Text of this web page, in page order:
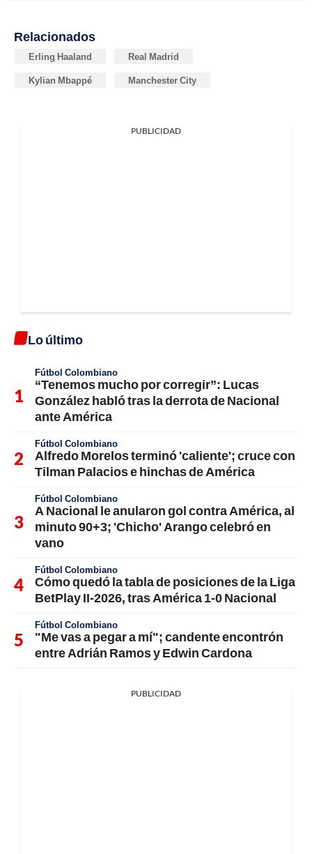
Relacionados
Erling Haaland Real Madrid
Kylian Mbappé Manchester City
PUBLICIDAD
Lo último
Fútbol Colombiano
“Tenemos mucho por corregir”: Lucas
González habló tras la derrota de Nacional
ante América
Fútbol Colombiano
Alfredo Morelos terminó 'caliente'; cruce con
Tilman Palacios e hinchas de América
Fútbol Colombiano
A Nacional le anularon gol contra América, al
minuto 90+3; 'Chicho' Arango celebró en
vano
Fútbol Colombiano
Cómo quedó la tabla de posiciones de la Liga
BetPlay II-2026, tras América 1-0 Nacional
Fútbol Colombiano
"Me vas a pegar a mí"; candente encontrón
entre Adrián Ramos y Edwin Cardona
PUBLICIDAD